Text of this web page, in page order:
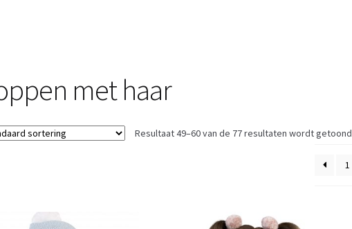
met haar
Resultaat 49–60 van de 77 resultaten wordt getoond
1